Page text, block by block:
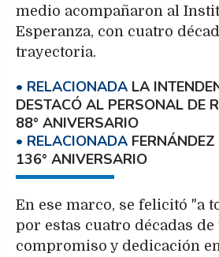
medio acompañaron al
Esperanza, con cuatro
trayectoria.
LA
DESTACÓ AL PERSONAL DE
88° ANIVERSARIO
136° ANIVERSARIO
En ese marco, se felicitó "a
por estas cuatro décadas de
compromiso y dedicación